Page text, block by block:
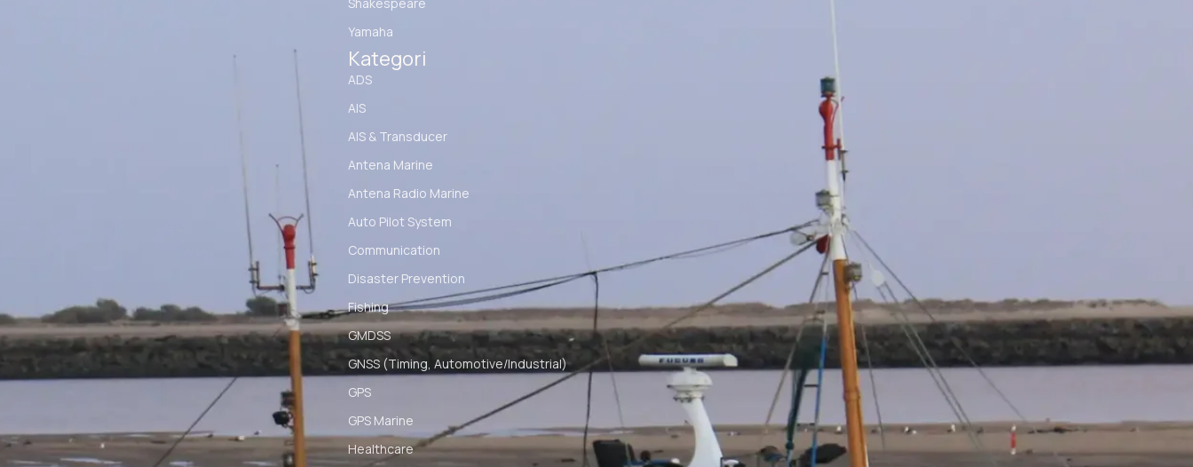
Yamaha
Kategori
ADS
AIS
AIS & Transducer
Antena Marine
Antena Radio Marine
Auto Pilot System
Communication
Disaster Prevention
Fishing
GMDSS
GNSS (Timing, Automotive/Industrial)
GPS
GPS Marine
Healthcare